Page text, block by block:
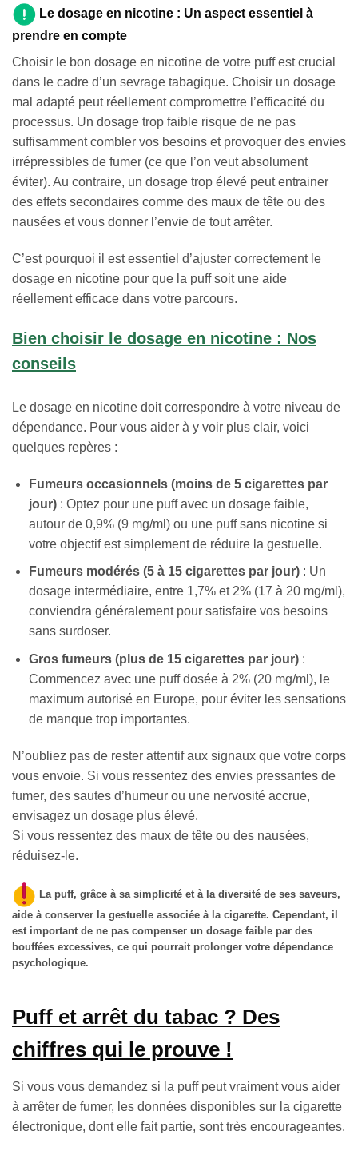
Le dosage en nicotine : Un aspect essentiel à
prendre en compte
Choisir le bon dosage en nicotine de votre puff est crucial
dans le cadre d’un sevrage tabagique. Choisir un dosage
mal adapté peut réellement compromettre l’efficacité du
processus. Un dosage trop faible risque de ne pas
suffisamment combler vos besoins et provoquer des envies
irrépressibles de fumer (ce que l’on veut absolument
éviter). Au contraire, un dosage trop élevé peut entrainer
des effets secondaires comme des maux de tête ou des
nausées et vous donner l’envie de tout arrêter.
C’est pourquoi il est essentiel d’ajuster correctement le
dosage en nicotine pour que la puff soit une aide
réellement efficace dans votre parcours.
Bien choisir le dosage en nicotine : Nos
conseils
Le dosage en nicotine doit correspondre à votre niveau de
dépendance. Pour vous aider à y voir plus clair, voici
quelques repères :
Fumeurs occasionnels (moins de 5 cigarettes par
jour): Optez pour une puff avec un dosage faible,
autour de 0,9% (9 mg/ml) ou une puff sans nicotine si
votre objectif est simplement de réduire la gestuelle.
Fumeurs modérés (5 à 15 cigarettes par jour): Un
dosage intermédiaire, entre 1,7% et 2% (17 à 20 mg/ml),
conviendra généralement pour satisfaire vos besoins
sans surdoser.
Gros fumeurs (plus de 15 cigarettes par jour):
Commencez avec une puff dosée à 2% (20 mg/ml), le
maximum autorisé en Europe, pour éviter les sensations
de manque trop importantes.
N’oubliez pas de rester attentif aux signaux que votre corps
vous envoie. Si vous ressentez des envies pressantes de
fumer, des sautes d’humeur ou une nervosité accrue,
envisagez un dosage plus élevé.
Si vous ressentez des maux de tête ou des nausées,
réduisez-le.
La puff, grâce à sa simplicité et à la diversité de ses saveurs,
aide à conserver la gestuelle associée à la cigarette. Cependant, il
est important de ne pas compenser un dosage faible par des
bouffées excessives, ce qui pourrait prolonger votre dépendance
psychologique.
Puff et arrêt du tabac ? Des
chiffres qui le prouve !
Si vous vous demandez si la puff peut vraiment vous aider
à arrêter de fumer, les données disponibles sur la cigarette
électronique, dont elle fait partie, sont très encourageantes.